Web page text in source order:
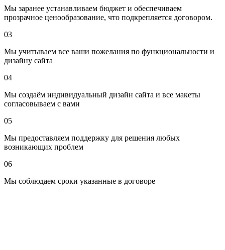
Мы заранее устанавливаем бюджет и обеспечиваем
прозрачное ценообразование, что подкрепляется договором.
03
Мы учитываем все ваши пожелания по функциональности и
дизайну сайта
04
Мы создаём индивидуальный дизайн сайта и все макеты
согласовываем с вами
05
Мы предоставляем поддержку для решения любых
возникающих проблем
06
Мы соблюдаем сроки указанные в договоре